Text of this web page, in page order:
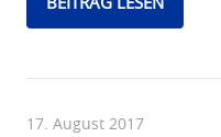
17. August 2017